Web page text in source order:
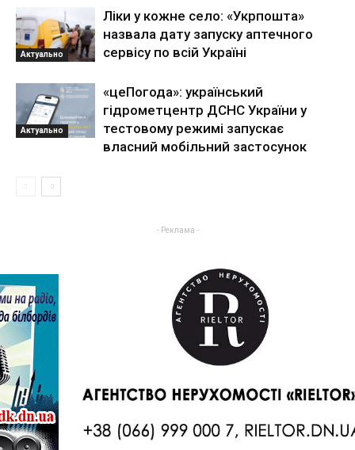
Актуально
Ліки у кожне село: «Укрпошта»
назвала дату запуску аптечного
сервісу по всій Україні
Актуально
«цеПогода»: український
гідрометцентр ДСНС України у
тестовому режимі запускає
власний мобільний застосунок
- Реклама -